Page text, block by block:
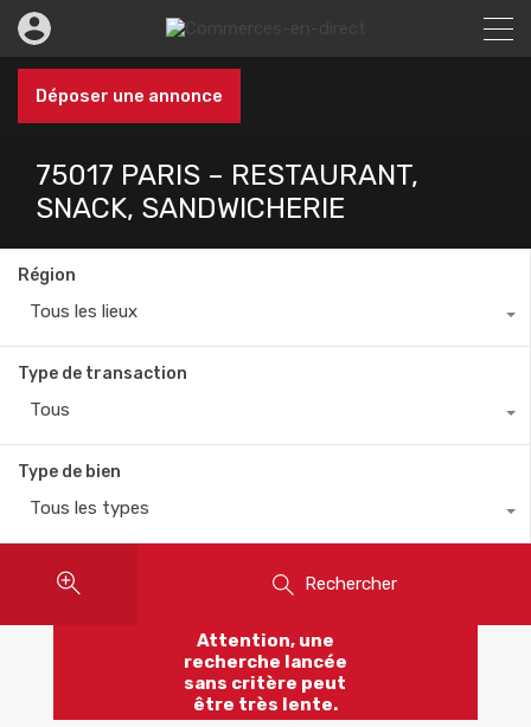
Déposer une annonce
75017 PARIS – RESTAURANT,
SNACK, SANDWICHERIE
Région
Tous les lieux
Type de transaction
Tous
Type de bien
Tous les types
Rechercher
Attention, une
recherche lancée
sans critère peut
être très lente.